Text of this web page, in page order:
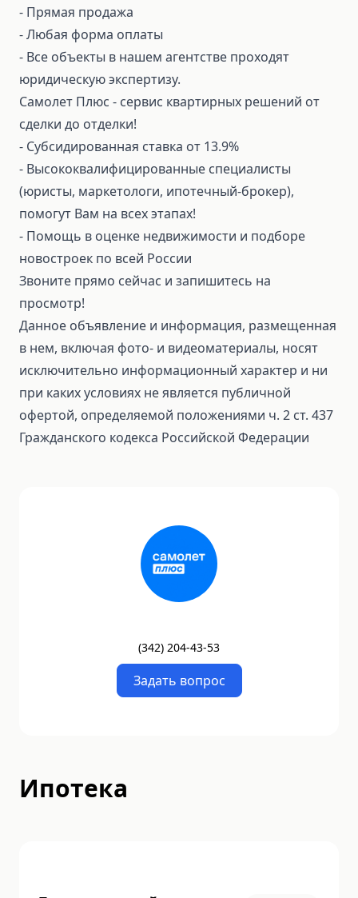
⁃ Прямая продажа
⁃ Любая форма оплаты
⁃ Все объекты в нашем агентстве проходят
юридическую экспертизу.
Самолет Плюс - сервис квартирных решений от
сделки до отделки!
⁃ Субсидированная ставка от 13.9%
⁃ Высококвалифицированные специалисты
(юристы, маркетологи, ипотечный-брокер),
помогут Вам на всех этапах!
⁃ Помощь в оценке недвижимости и подборе
новостроек по всей России
Звоните прямо сейчас и запишитесь на
просмотр!
Данное объявление и информация, размещенная
в нем, включая фото- и видеоматериалы, носят
исключительно информационный характер и ни
при каких условиях не является публичной
офертой, определяемой положениями ч. 2 ст. 437
Гражданского кодекса Российской Федерации
(342) 204-43-53
Задать вопрос
Ипотека